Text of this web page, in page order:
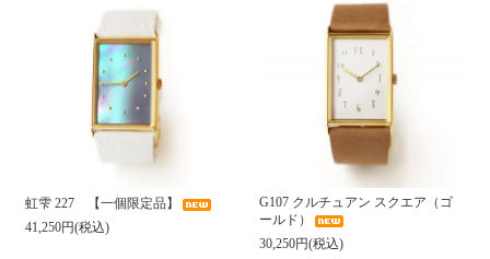
虹雫 227 【一個限定品】
41,250円(税込)
G107 クルチュアン スクエア（ゴ
ールド）
30,250円(税込)